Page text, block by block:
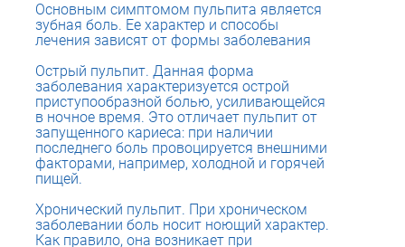
Основным симптомом пульпита является
зубная боль. Ее характер и способы
лечения зависят от формы заболевания
Острый пульпит. Данная форма
заболевания характеризуется острой
приступообразной болью, усиливающейся
в ночное время. Это отличает пульпит от
запущенного кариеса: при наличии
последнего боль провоцируется внешними
факторами, например, холодной и горячей
пищей.
Хронический пульпит. При хроническом
заболевании боль носит ноющий характер.
Как правило, она возникает при